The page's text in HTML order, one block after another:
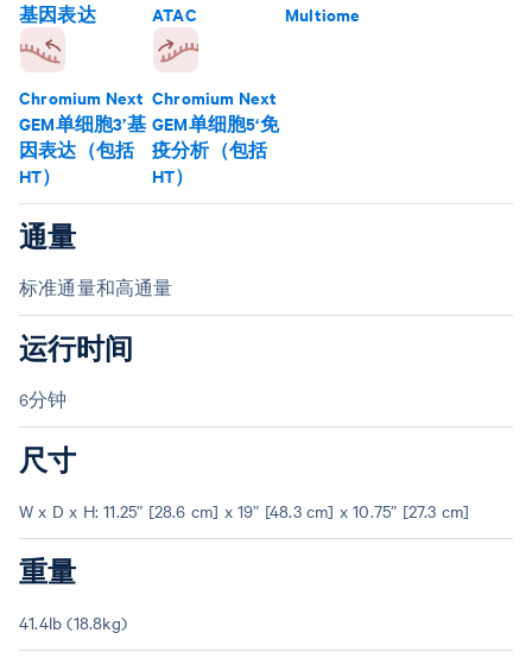
基因表达
ATAC
Multiome
Chromium Next
GEM单细胞3’基
因表达（包括
HT）
Chromium Next
GEM单细胞5‘免
疫分析（包括
HT）
通量
标准通量和高通量
运行时间
6分钟
尺寸
W x D x H: 11.25” [28.6 cm] x 19” [48.3 cm] x 10.75” [27.3 cm]
重量
41.4lb (18.8kg)